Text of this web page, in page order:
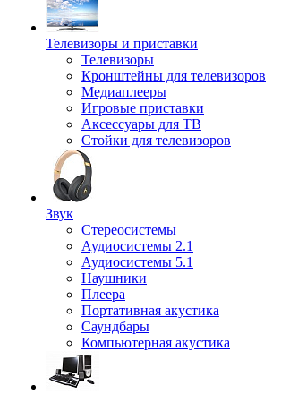
Телевизоры и приставки
Телевизоры
Кронштейны для телевизоров
Медиаплееры
Игровые приставки
Аксессуары для ТВ
Стойки для телевизоров
Звук
Стереосистемы
Аудиосистемы 2.1
Аудиосистемы 5.1
Наушники
Плеера
Портативная акустика
Саундбары
Компьютерная акустика